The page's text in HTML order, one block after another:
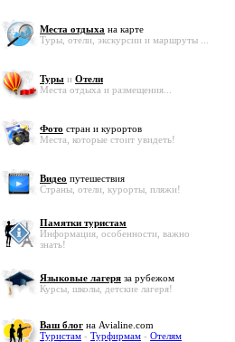
Места отдыха на карте
Туры, отели, экскурсии и маршруты ...
Туры и Отели
Места отдыха и размещения...
Фото стран и курортов
Места, которые стоит увидеть!
Видео путешествия
Страны, отели, курорты, пляжи!
Памятки туристам
Информация, особенности, важно
знать!
Языковые лагеря за рубежом
Курсы, школы, детские лагеря!
Ваш блог на Avialine.com
Туристам - Турфирмам - Отелям